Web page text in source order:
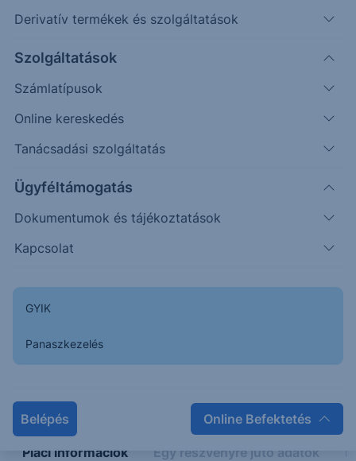
Derivatív termékek és szolgáltatások
Szolgáltatások
Számlatípusok
Online kereskedés
Tanácsadási szolgáltatás
Ügyféltámogatás
Dokumentumok és tájékoztatások
Kapcsolat
GYIK
Panaszkezelés
Belépés Online Befektetés
Napon belüli Historikus
Piaci információk Egy részvényre jutó adatok